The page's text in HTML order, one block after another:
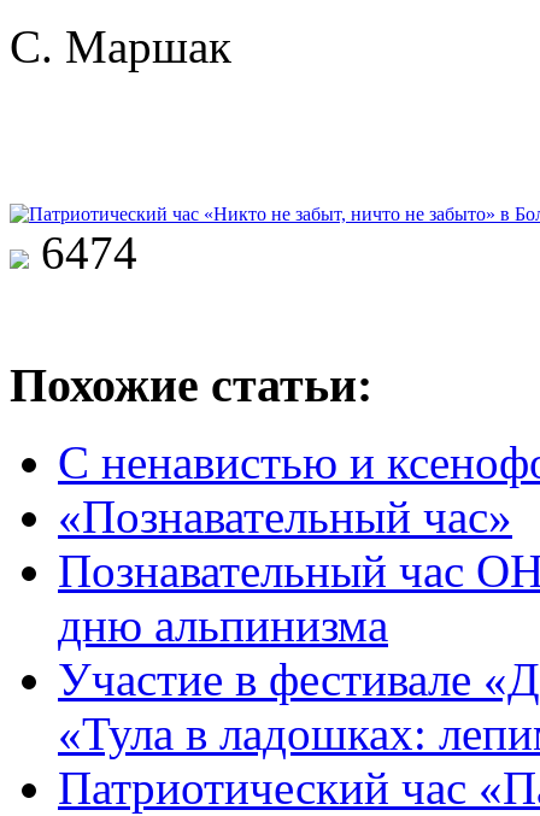
С. Маршак
6474
Похожие статьи:
С ненавистью и
«Познавательный час»
Познавательный час
дню альпинизма
Участие в фестивале
«Тула в ладошках:
Патриотический час